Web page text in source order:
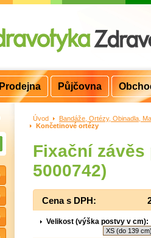
Úvod > Bandáže, Ortézy, Obinadla,
Končetinové ortézy
Fixační závěs
5000742)
Cena s DPH:
Velikost (výška postvy v cm):
Prodejna Půjčovna